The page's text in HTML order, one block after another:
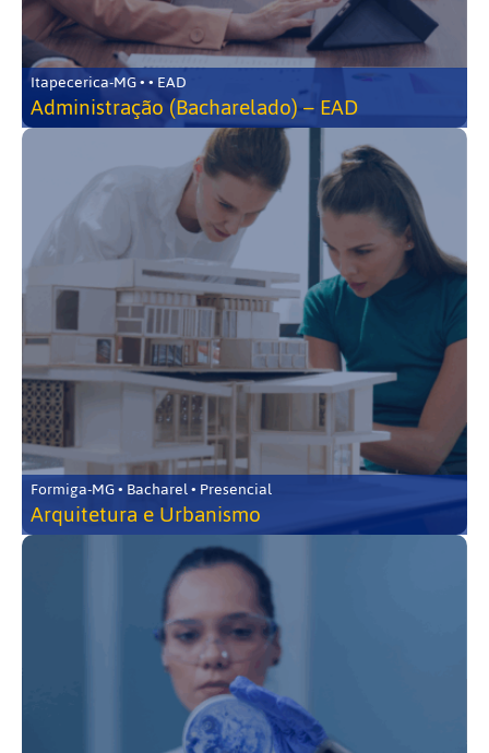
Itapecerica-MG • • EAD
Administração (Bacharelado) – EAD
Formiga-MG • Bacharel • Presencial
Arquitetura e Urbanismo